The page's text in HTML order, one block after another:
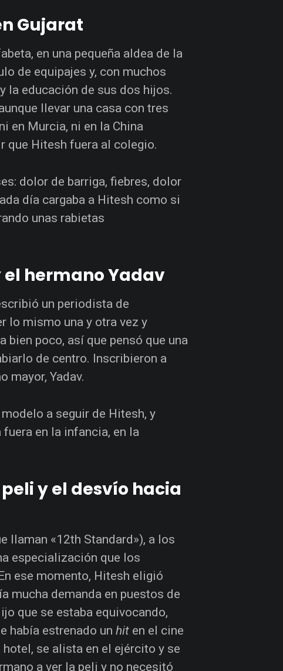
Gujarat
en una pequeña aldea de la
de equipajes y, con muchos
la educación de sus dos hijos.
llevar una casa con tres
en Murcia, ni en la China
que Hitesh fuera al colegio.
dolor de barriga, fiebres, dolor
día cargaba a Hitesh como si
unas rabietas
el hermano Yadav
un periodista de
lo mismo una y otra vez y
poco, así que pensó que una
de centro. Inscribieron a
mayor, Yadav.
a seguir de Hitesh, y
en la infancia, en la
y el desvío hacia
llaman «12th Standard»), a los
especialización que los
ese momento, Hitesh eligió
mucha demanda en puestos de
que se estaba equivocando,
había estrenado unhit en el cine
se alista en el ejército y se
a ver la peli y no necesitó